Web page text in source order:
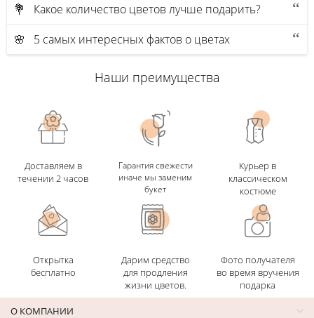
💐 Какое количество цветов лучше подарить?
🌸 5 самых интересных фактов о цветах
Наши преимущества
Доставляем в
течении 2 часов
Гарантия свежести
иначе мы заменим
букет
Курьер в
классическом
костюме
Открытка
бесплатно
Дарим средство
для продления
жизни цветов.
Фото получателя
во время вручения
подарка
О КОМПАНИИ